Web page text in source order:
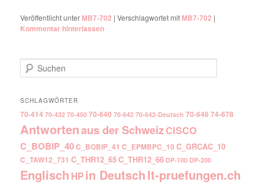
Veröffentlicht unter MB7-702 |Verschlagwortet mit MB7-702 |
Kommentar hinterlassen
Suchen
SCHLAGWÖRTER
70-414 70-432 70-450 70-640 70-642 70-642-Deutsch 70-646 74-678
Antwortenaus der SchweizCISCO
C_BOBIP_40C_BOBIP_41 C_EPMBPC_10 C_GRCAC_10
C_TAW12_731 C_THR12_65C_THR12_66 DP-100 DP-200
Englisch HPin DeutschIt-pruefungen.ch